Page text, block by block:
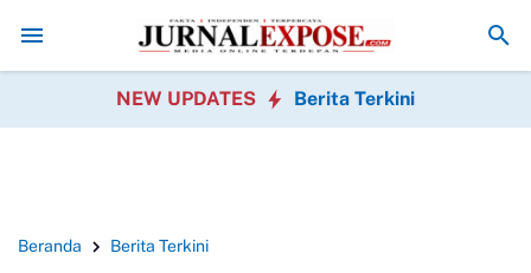
Pantai NelayanPMBB Minta Klarifikasi Aktivitas Pengisian
NEW UPDATES Berita Terkini
Beranda Berita Terkini